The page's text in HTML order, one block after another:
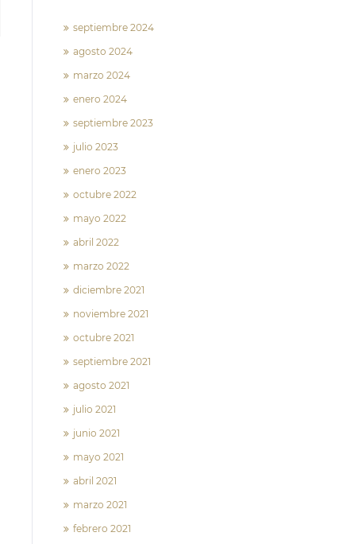
septiembre 2024
agosto 2024
marzo 2024
enero 2024
septiembre 2023
julio 2023
enero 2023
octubre 2022
mayo 2022
abril 2022
marzo 2022
diciembre 2021
noviembre 2021
octubre 2021
septiembre 2021
agosto 2021
julio 2021
junio 2021
mayo 2021
abril 2021
marzo 2021
febrero 2021